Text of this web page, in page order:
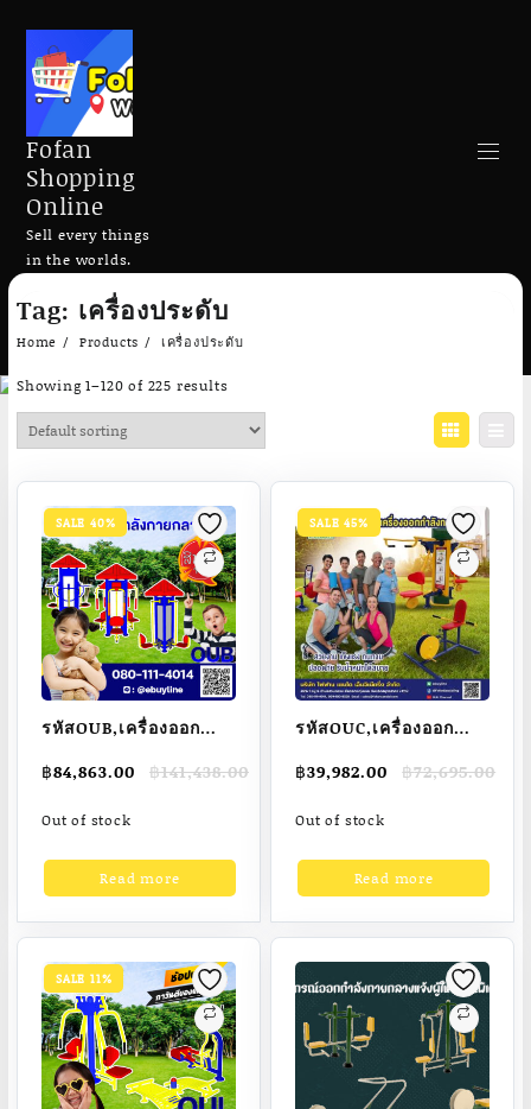
Skip
content
Fofan
Shopping
Online
Sell every things
in the worlds.
Tag: เครื่องประดับ
Home Products เครื่องประดับ
Showing 1–120 of 225 results
SALE 40%
รหัสOUB,เครื่องออก
พิเศษเกรดพรีเมี่ยมแบบ
สถานี 3 ด้านมี
฿141,438.00
Original
was:
฿84,863.00
Current
is:
Out of stock
Read more
SALE 45%
รหัสOUC,เครื่องออก
พิเศษเกรดพรีเมี่ยมแบบ
สถานี 2 ด้าน
฿72,695.00
Original
was:
฿39,982.00
Current
is:
Out of stock
Read more
SALE 11%
Add to cart Add to cart